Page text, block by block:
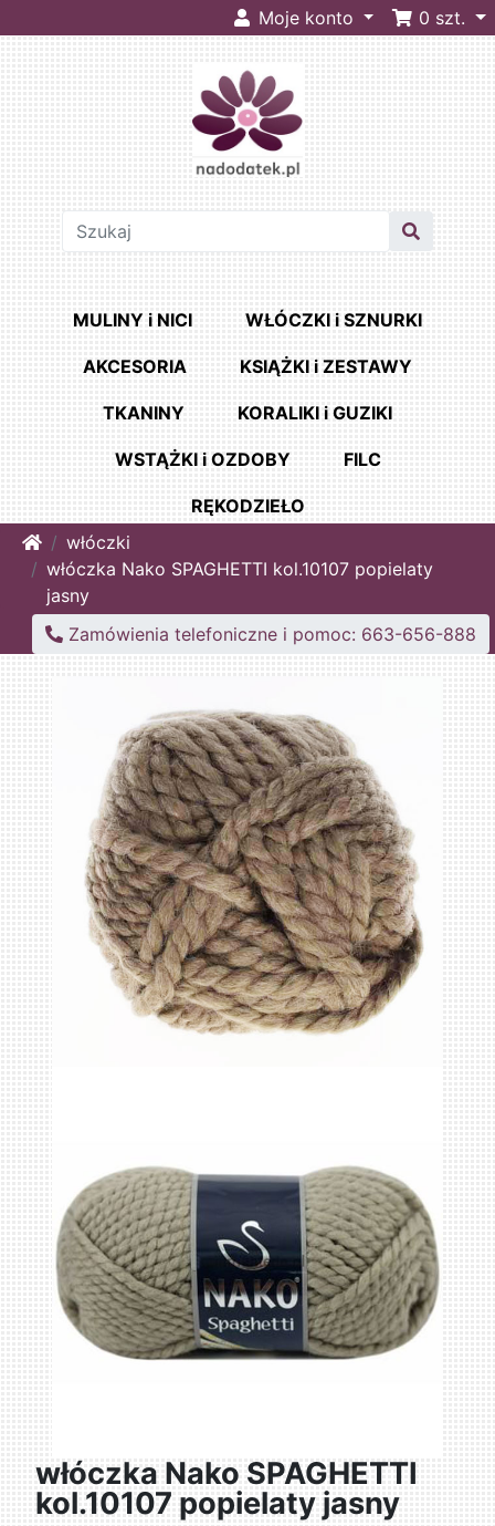
Moje konto 0 szt.
MULINY i NICI WŁÓCZKI i SZNURKI
AKCESORIA KSIĄŻKI i ZESTAWY
TKANINY KORALIKI i GUZIKI
WSTĄŻKI i OZDOBY FILC
RĘKODZIEŁO
Homewłóczki
włóczka Nako SPAGHETTI kol.10107 popielaty
jasny
Zamówienia telefoniczne i pomoc: 663-656-888
włóczka Nako SPAGHETTI
kol.10107 popielaty jasny